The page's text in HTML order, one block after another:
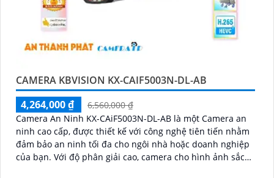
CAMERA KBVISION KX-CAIF5003N-DL-AB
4,264,000 ₫
6,560,000 ₫
Camera An Ninh KX-CAiF5003N-DL-AB là một Camera an
ninh cao cấp, được thiết kế với công nghệ tiên tiến nhằm
đảm bảo an ninh tối đa cho ngôi nhà hoặc doanh nghiệp
của bạn. Với độ phân giải cao, camera cho hình ảnh sắc